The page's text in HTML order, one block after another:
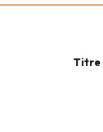
Titre